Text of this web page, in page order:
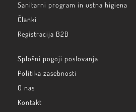
Sanitarni program in ustna higiena
Članki
Registracija B2B
Splošni pogoji poslovanja
Politika zasebnosti
O nas
Kontakt